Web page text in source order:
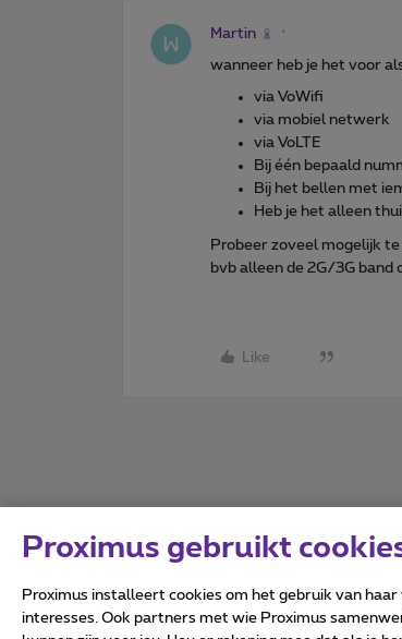
Martin
wanneer heb je het voor
via VoWifi
via mobiel netwerk
via VoLTE
Bij één bepaald
Bij het bellen met
Heb je het alleen
Probeer zoveel mogelijk
bvb alleen de 2G/3G
Like
Proximus gebruikt
Proximus installeert cookies om het gebruik van
interesses. Ook partners met wie Proximus